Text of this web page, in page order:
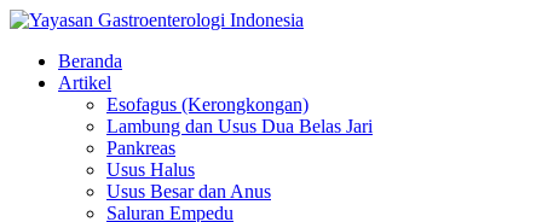
Beranda
Artikel
Esofagus (Kerongkongan)
Lambung dan Usus Dua Belas Jari
Pankreas
Usus Halus
Usus Besar dan Anus
Saluran Empedu